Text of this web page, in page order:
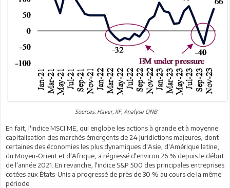
Sources: Haver, IIF, Analyse QNB
En fait, l'indice MSCI ME, qui englobe les actions à grande et à moyenne
capitalisation des marchés émergents de 24 juridictions majeures, dont
certaines des économies les plus dynamiques d'Asie, d'Amérique latine,
du Moyen-Orient et d'Afrique, a régressé d'environ 26 % depuis le début
de l'année 2021. En revanche, l'indice S&P 500 des principales entreprises
cotées aux États-Unis a progressé de près de 30 % au cours de la même
période.